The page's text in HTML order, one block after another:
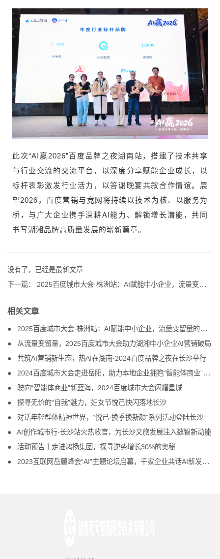
此次“AI赢2026”百度品牌之夜湖南站，搭建了技术共享
与行业交流的交流平台，以深度分享赋能企业成长，以
标杆表彰激发行业活力，以答谢晚宴共叙合作情谊。展
望2026，百度营销与竞网将持续以技术为核、以服务为
桥，与广大企业携手深耕AI能力、解锁增长潜能，共同
书写湖湘品牌高质量发展的崭新篇章。
没有了，已经是最新文章
下一篇：
2025百度城市大会·株洲站：AI赋能中小企业，流量变留量的破局之道
相关文章
2025百度城市大会·株洲站：AI赋能中小企业，流量变留量的破局之道
从流量变留量，2025百度城市大会助力湖湘中小企业AI营销破局
共筑AI营销新生态，热AI在湖南·2024百度品牌之夜在长沙举行
2024百度城市大会走进岳阳，助力本地企业拥抱“智能体商业”新未来
驶向“智能体商业”新蓝海，2024百度城市大会闪耀星城
探寻无价的“自我”魅力，妇女节悦己快闪落地长沙
对话年轻群体精神世界，“悦己·换季换新颜”系列活动登陆长沙
AI创作城市行·长沙站火热收官，为长沙文旅发展注入数智新动能
活动预告丨走进鸿扬集团，探寻逆势增长30%的奥秘
2023互联网岳麓峰会“AI”主题论坛启幕，千家企业共话AI新发展 产业新机遇